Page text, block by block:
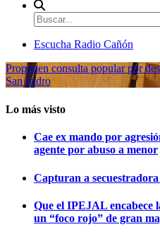
Escucha Radio Cañón
Proponen consulta popular por
San Isidro
Lo más visto
Cae ex mando por
agente por abuso a menor
Capturan a secuestradora
Que el IPEJAL encabece
un “foco rojo” de gran